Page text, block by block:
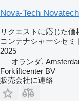
Nova-Tech
リクエストに応じた価
コンテナシャーシセミ
2025
オランダ,
Forkliftcenter BV
販売会社に連絡